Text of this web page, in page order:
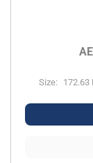
Size: 172.63